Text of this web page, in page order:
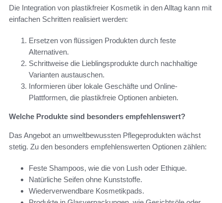
Die Integration von plastikfreier Kosmetik in den Alltag kann mit
einfachen Schritten realisiert werden:
Ersetzen von flüssigen Produkten durch feste
Alternativen.
Schrittweise die Lieblingsprodukte durch nachhaltige
Varianten austauschen.
Informieren über lokale Geschäfte und Online-
Plattformen, die plastikfreie Optionen anbieten.
Welche Produkte sind besonders empfehlenswert?
Das Angebot an umweltbewussten Pflegeprodukten wächst
stetig. Zu den besonders empfehlenswerten Optionen zählen:
Feste Shampoos, wie die von Lush oder Ethique.
Natürliche Seifen ohne Kunststoffe.
Wiederverwendbare Kosmetikpads.